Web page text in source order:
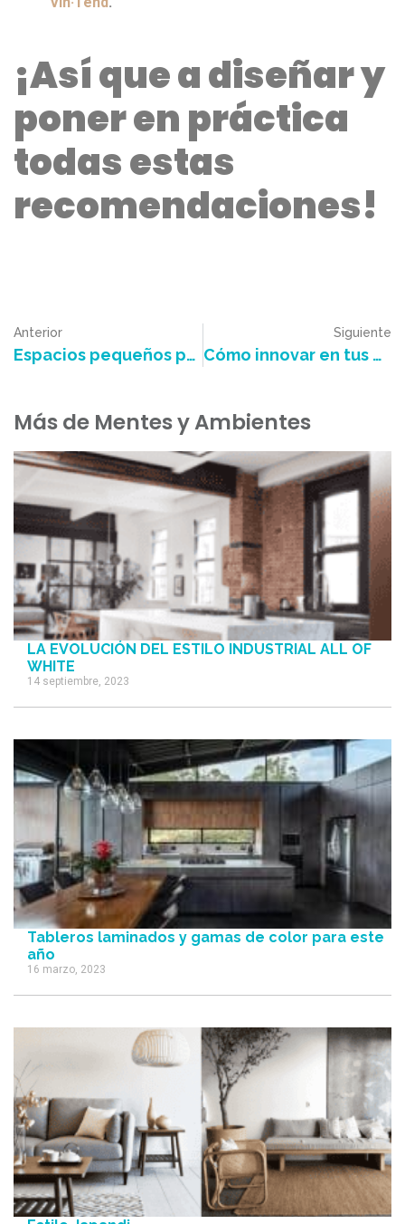
¡Así que a diseñar y
poner en práctica
todas estas
recomendaciones!
Anterior
Espacios pequeños para el hogar
Siguiente
Cómo innovar en tus diseños de cabeceros o espaldares para cama
Más de Mentes y Ambientes
LA EVOLUCIÓN DEL ESTILO INDUSTRIAL ALL OF
WHITE
14 septiembre, 2023
Tableros laminados y gamas de color para este
año
16 marzo, 2023